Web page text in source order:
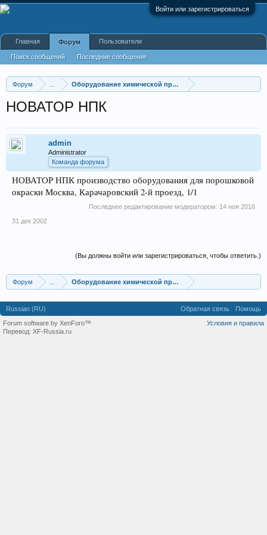
Войти или зарегистрироваться
Форум Оборудование химической промышленности
НОВАТОР НПК
admin
Administrator
Команда форума
НОВАТОР НПК производство оборудования для порошковой
окраски Москва, Карачаровский 2-й проезд, 1/1
Последнее редактирование модератором: 14 ноя 2016
31 дек 2002
(Вы должны войти или зарегистрироваться, чтобы ответить.)
Форум Оборудование химической промышленности
Главная Форум
Поиск сообщений Последние сообщения
Пользователи
Russian (RU) Обратная связь
Помощь
Условия и правила
Forum software by XenForo™
Перевод: XF-Russia.ru